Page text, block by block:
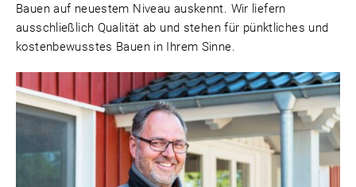
Bauen auf neuestem Niveau auskennt. Wir liefern
ausschließlich Qualität ab und stehen für pünktliches und
kostenbewusstes Bauen in Ihrem Sinne.